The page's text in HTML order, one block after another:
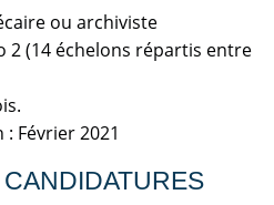
ou archiviste
2 (14 échelons répartis entre
Février 2021